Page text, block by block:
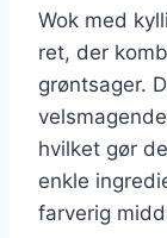
Wok med
ret, der
grøntsager.
hvilket gør
enkle
farverig